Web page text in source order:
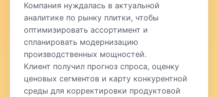
Компания нуждалась в актуальной
аналитике по рынку плитки, чтобы
оптимизировать ассортимент и
спланировать модернизацию
производственных мощностей.
Клиент получил прогноз спроса, оценку
ценовых сегментов и карту конкурентной
среды для корректировки продуктовой